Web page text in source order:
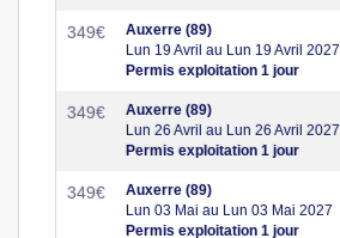
349€
Auxerre (89)
Lun 19 Avril au Lun 19 Avril 2027
Permis exploitation 1 jour
349€
Auxerre (89)
Lun 26 Avril au Lun 26 Avril 2027
Permis exploitation 1 jour
349€
Auxerre (89)
Lun 03 Mai au Lun 03 Mai 2027
Permis exploitation 1 jour